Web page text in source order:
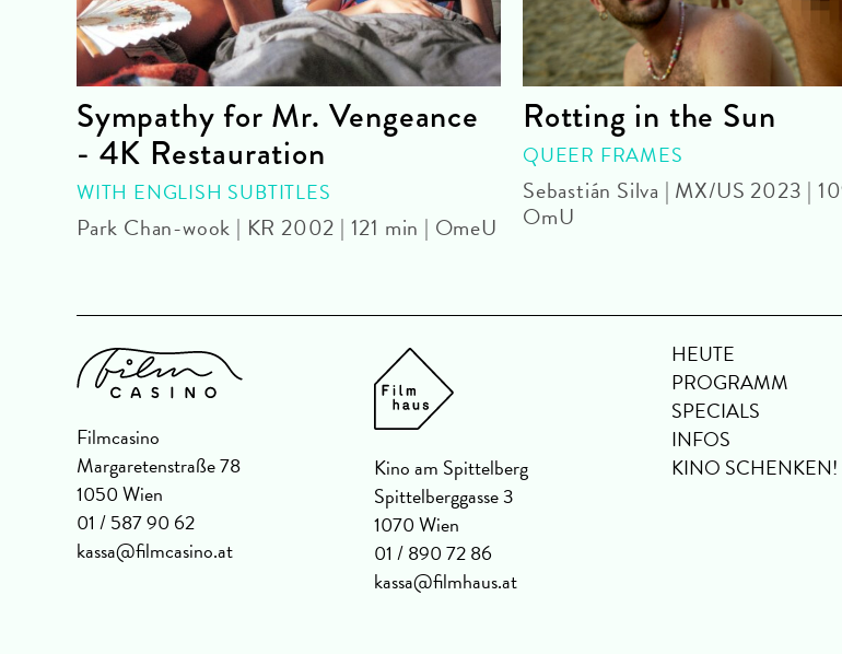
Sympathy for Mr. Vengeance
- 4K Restauration
WITH ENGLISH SUBTITLES
Park Chan-wook | KR 2002 | 121 min | OmeU
Rotting in the Sun
QUEER FRAMES
Sebastián Silva | MX/US 2023 |
OmU
Filmcasino
Margaretenstraße 78
1050 Wien
01 / 587 90 62
kassa@filmcasino.at
Kino am Spittelberg
Spittelberggasse 3
1070 Wien
01 / 890 72 86
kassa@filmhaus.at
HEUTE
PROGRAMM
SPECIALS
INFOS
KINO SCHENKEN!